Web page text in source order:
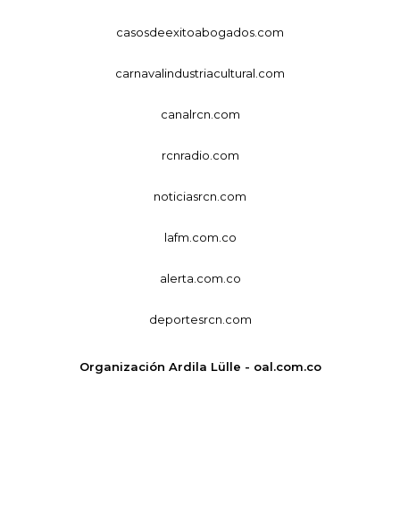
casosdeexitoabogados.com
carnavalindustriacultural.com
canalrcn.com
rcnradio.com
noticiasrcn.com
lafm.com.co
alerta.com.co
deportesrcn.com
Organización Ardila Lülle - oal.com.co